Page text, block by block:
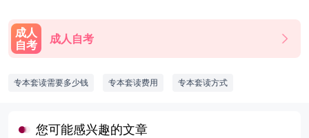
成人
自考
成人自考
专本套读需要多少钱 专本套读费用 专本套读方式
您可能感兴趣的文章